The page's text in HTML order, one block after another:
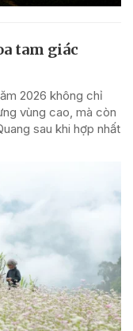
tam giác
2026 không chỉ
vùng cao, mà còn
sau khi hợp nhất